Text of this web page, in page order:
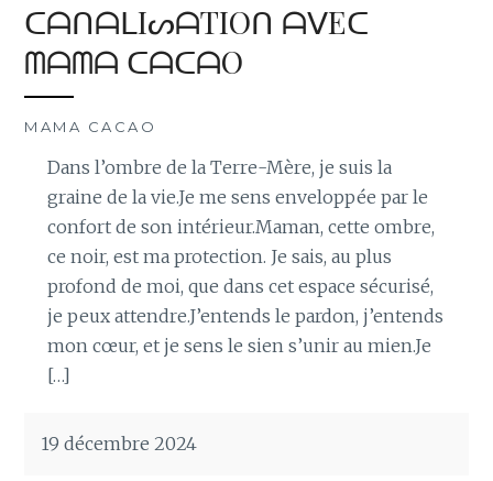
ᑕᗩᑎᗩᒪIᔕᗩTIOᑎ ᗩᐯEᑕ
ᗰᗩᗰᗩ ᑕᗩᑕᗩO
MAMA CACAO
Dans l’ombre de la Terre-Mère, je suis la
graine de la vie.Je me sens enveloppée par le
confort de son intérieur.Maman, cette ombre,
ce noir, est ma protection. Je sais, au plus
profond de moi, que dans cet espace sécurisé,
je peux attendre.J’entends le pardon, j’entends
mon cœur, et je sens le sien s’unir au mien.Je
[…]
19 décembre 2024